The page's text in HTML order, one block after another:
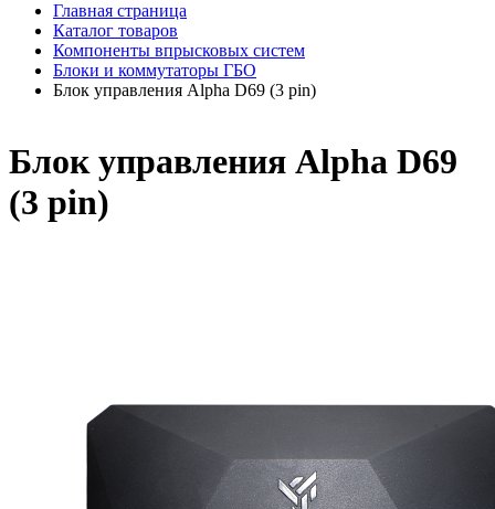
Главная страница
Каталог товаров
Компоненты впрысковых систем
Блоки и коммутаторы ГБО
Блок управления Alpha D69 (3 pin)
Блок управления Alpha D69
(3 pin)